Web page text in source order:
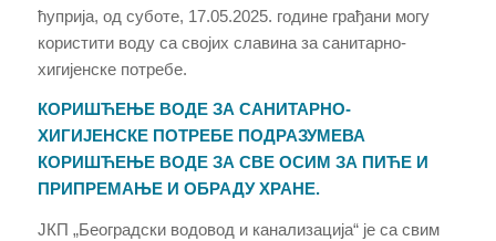
ћуприја, од суботе, 17.05.2025. године грађани могу
користити воду са својих славина за санитарно-
хигијенске потребе.
КОРИШЋЕЊЕ ВОДЕ ЗА САНИТАРНО-
ХИГИЈЕНСКЕ ПОТРЕБЕ ПОДРАЗУМЕВА
КОРИШЋЕЊЕ ВОДЕ ЗА СВЕ ОСИМ ЗА ПИЋЕ И
ПРИПРЕМАЊЕ И ОБРАДУ ХРАНЕ.
ЈКП „Београдски водовод и канализација“ је са свим